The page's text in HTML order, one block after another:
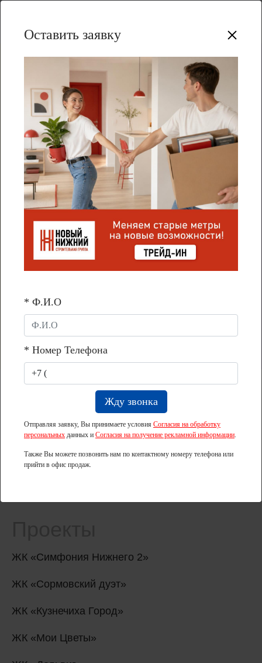
День знаний в ЖК «Новая Кузнечиха»,
2023
Юные волшебники из самой известной в мире
школы магии устроили настоящий праздник
знаний.
+7 (831) 211-87-96
Перезвоните мне
ЖК «Симфония Нижнего 2»
ЖК «Сормовский дуэт»
ЖК «Кузнечиха Город»
ЖК «Мои Цветы»
Оставить заявку
* Ф.И.О
* Номер Телефона
Отправляя заявку, Вы принимаете условия Согласия на обработку
персональных данных и Согласия на получение рекламной информации.
Также Вы можете позвонить нам по контактному номеру телефона или
прийти в офис продаж.